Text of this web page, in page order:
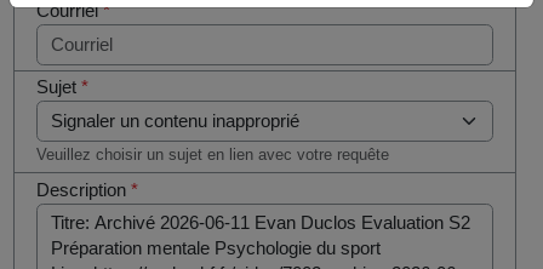
Courriel*
Sujet*
Veuillez choisir un sujet en lien avec votre requête
Description*